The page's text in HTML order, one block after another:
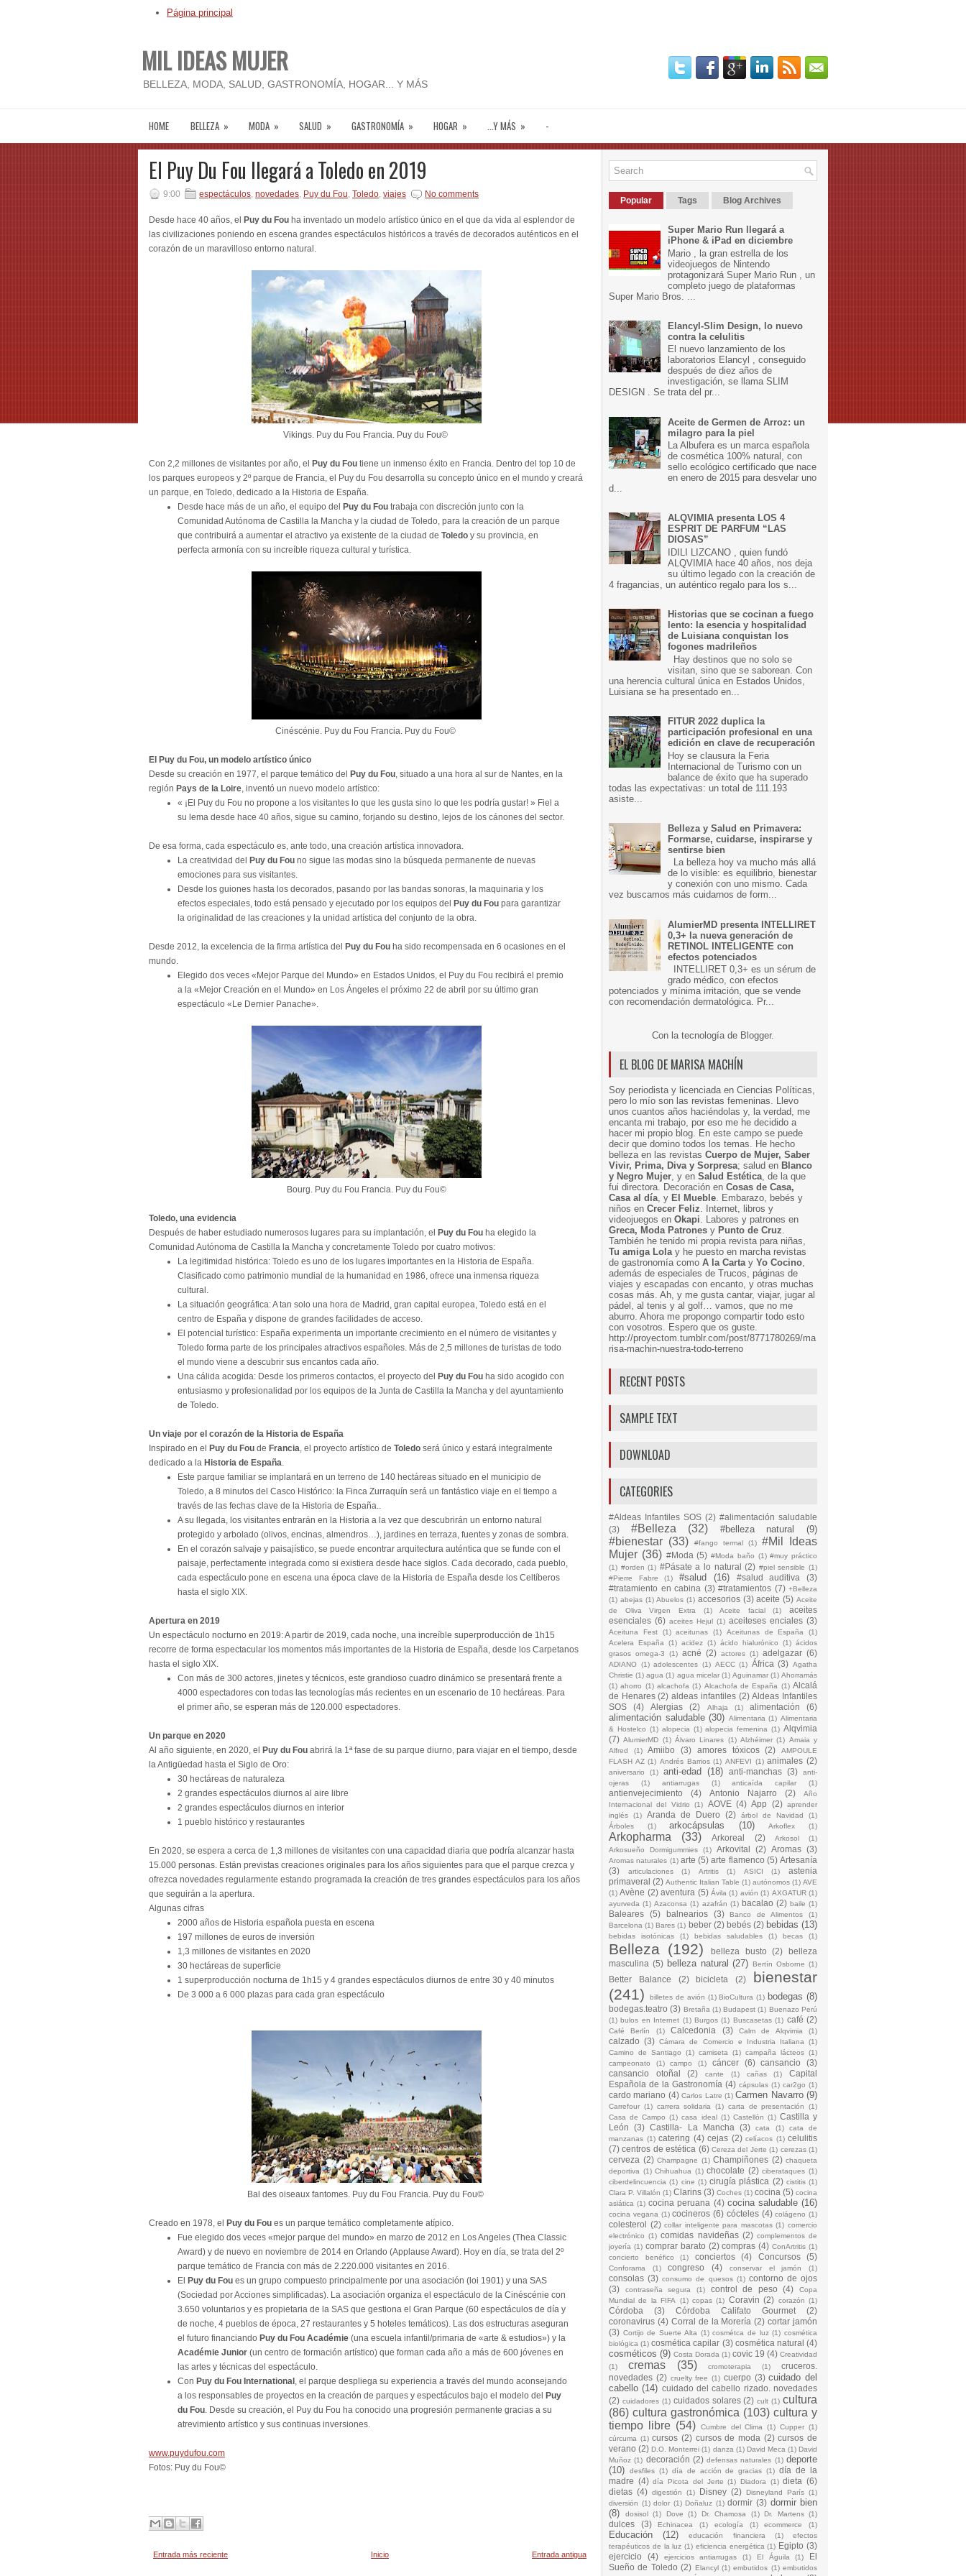
Página principal
MIL IDEAS MUJER
BELLEZA, MODA, SALUD, GASTRONOMÍA, HOGAR... Y MÁS
HOME BELLEZA » MODA » SALUD » GASTRONOMÍA » HOGAR » ...Y MÁS » -
El Puy Du Fou llegará a Toledo en 2019
9:00 espectáculos, novedades, Puy du Fou, Toledo, viajes No comments
Desde hace 40 años, el Puy du Fou ha inventado un modelo artístico único en el que da vida al esplendor de
las civilizaciones poniendo en escena grandes espectáculos históricos a través de decorados auténticos en el
corazón de un maravilloso entorno natural.
Vikings. Puy du Fou Francia. Puy du Fou©
Con 2,2 millones de visitantes por año, el Puy du Fou tiene un inmenso éxito en Francia. Dentro del top 10 de
los parques europeos y 2º parque de Francia, el Puy du Fou desarrolla su concepto único en el mundo y creará
un parque, en Toledo, dedicado a la Historia de España.
Desde hace más de un año, el equipo del
Puy du Fou trabaja con discreción junto con la
Comunidad Autónoma de Castilla la Mancha y la ciudad de Toledo, para la creación de un parque
que contribuirá a aumentar el atractivo ya existente de la ciudad de Toledo y su provincia, en
perfecta armonía con su increíble riqueza cultural y turística.
Cinéscénie. Puy du Fou Francia. Puy du Fou©
El Puy du Fou, un modelo artístico único
Desde su creación en 1977, el parque temático del
Puy du Fou, situado a una hora al sur de Nantes, en la
región Pays de la Loire, inventó un nuevo modelo artístico:
« ¡El Puy du Fou no propone a los visitantes lo que les gusta sino lo que les podría gustar! » Fiel a
su lema desde hace 40 años, sigue su camino, forjando su destino, lejos de los cánones del sector.
De esa forma, cada espectáculo es, ante todo, una creación artística innovadora.
La creatividad del
Puy du Fou no sigue las modas sino la búsqueda permanente de nuevas
emociones para sus visitantes.
Desde los guiones hasta los decorados, pasando por las bandas sonoras, la maquinaria y los
efectos especiales, todo está pensado y ejecutado por los equipos del
Puy du Fou para garantizar
la originalidad de las creaciones y la unidad artística del conjunto de la obra.
Desde 2012, la excelencia de la firma artística del Puy du Fou ha sido recompensada en 6 ocasiones en el
mundo.
Elegido dos veces «Mejor Parque del Mundo» en Estados Unidos, el Puy du Fou recibirá el premio
a la «Mejor Creación en el Mundo» en Los Ángeles el próximo 22 de abril por su último gran
espectáculo «Le Dernier Panache».
Bourg. Puy du Fou Francia. Puy du Fou©
Toledo, una evidencia
Después de haber estudiado numerosos lugares para su implantación, el
Puy du Fou ha elegido la
Comunidad Autónoma de Castilla la Mancha y concretamente Toledo por cuatro motivos:
La legitimidad histórica: Toledo es uno de los lugares importantes en la Historia de España.
Clasificado como patrimonio mundial de la humanidad en 1986, ofrece una inmensa riqueza
cultural.
La situación geográfica: A tan solo una hora de Madrid, gran capital europea, Toledo está en el
centro de España y dispone de grandes facilidades de acceso.
El potencial turístico: España experimenta un importante crecimiento en el número de visitantes y
Toledo forma parte de los principales atractivos españoles. Más de 2,5 millones de turistas de todo
el mundo viene a descubrir sus encantos cada año.
Una cálida acogida: Desde los primeros contactos, el proyecto del
Puy du Fou ha sido acogido con
entusiasmo y profesionalidad por los equipos de la Junta de Castilla la Mancha y del ayuntamiento
de Toledo.
Un viaje por el corazón de la Historia de España
Inspirado en el
Puy du Fou de Francia, el proyecto artístico de Toledo será único y estará integralmente
dedicado a la Historia de España.
Este parque familiar se implantará en un terreno de 140 hectáreas situado en el municipio de
Toledo, a 8 minutos del Casco Histórico: la Finca Zurraquín será un fantástico viaje en el tiempo a
través de las fechas clave de la Historia de España..
A su llegada, los visitantes entrarán en la Historia a la vez que descubrirán un entorno natural
protegido y arbolado (olivos, encinas, almendros…), jardines en terraza, fuentes y zonas de sombra.
En el corazón salvaje y paisajístico, se puede encontrar arquitectura auténtica que se funde con el
paisaje, perfectamente integrada como si existiera desde hace siglos. Cada decorado, cada pueblo,
cada espectáculo pone en escena una época clave de la Historia de España desde los Celtíberos
hasta el siglo XIX.
Apertura en 2019
Un espectáculo nocturno en 2019: A partir de 2019, cada noche, una increíble superproducción de 1h15
recorre de forma espectacular los momentos más importantes de la Historia de España, desde los Carpetanos
hasta el siglo XIX.
Con más de 300 actores, jinetes y técnicos, este grandioso cuadro dinámico se presentará frente a
4000 espectadores con todas las tecnologías más recientes en un escenario de 10 hectáreas. Para
el primer año, se esperan más de 120.000 espectadores.
Un parque en 2020
Al año siguiente, en 2020, el
Puy du Fou abrirá la 1ª fase de su parque diurno, para viajar en el tiempo, desde
la Antigüedad hasta el Siglo de Oro:
30 hectáreas de naturaleza
2 grandes espectáculos diurnos al aire libre
2 grandes espectáculos diurnos en interior
1 pueblo histórico y restaurantes
En 2020, se espera a cerca de 1,3 millones de visitantes con una capacidad diaria que podría alcanzar hasta
15.000 personas. Están previstas creaciones originales para los años siguientes para que el parque crezca y
ofrezca novedades regularmente estando programada la creación de tres grandes espectáculos para los años
que seguirán a la apertura.
Algunas cifras
2000 años de Historia española puesta en escena
197 millones de euros de inversión
1,3 millones de visitantes en 2020
30 hectáreas de superficie
1 superproducción nocturna de 1h15 y 4 grandes espectáculos diurnos de entre 30 y 40 minutos
De 3 000 a 6 000 plazas para cada gran espectáculo
Bal des oiseaux fantomes. Puy du Fou Francia. Puy du Fou©
Creado en 1978, el Puy du Fou es un parque temático completamente atípico.
Fue elegido dos veces «mejor parque del mundo» en marzo de 2012 en Los Angeles (Thea Classic
Award) y de nuevo en noviembre de 2014 en Orlando (Applause Award). Hoy en día, se trata del 2º
parque temático de Francia con más de 2.220.000 visitantes en 2016.
El Puy du Fou es un grupo compuesto principalmente por una asociación (loi 1901) y una SAS
(Sociedad por Acciones simplificadas). La asociación organiza el espectáculo de la Cinéscénie con
3.650 voluntarios y es propietaria de la SAS que gestiona el Gran Parque (60 espectáculos de día y
de noche, 4 pueblos de época, 27 restaurantes y 5 hoteles temáticos). Las dos estructuras aseguran
el futuro financiando Puy du Fou Académie (una escuela infantil/primaria de «arte & estudios») y la
Académie Junior (un centro de formación artístico) que forman cada año a más de 600 jóvenes en
las artes y técnicas del espectáculo.
Con Puy du Fou International , el parque despliega su experiencia a través del mundo aconsejando
a los responsables de proyectos en la creación de parques y espectáculos bajo el modelo del
Puy
du Fou. Desde su creación, el Puy du Fou ha conocido una progresión permanente gracias a su
atrevimiento artístico y sus continuas inversiones.
www.puydufou.com
Fotos: Puy du Fou©
Entrada más reciente Entrada antigua
Inicio
Popular Tags Blog Archives
Super Mario Run llegará a
iPhone & iPad en diciembre
Mario , la gran estrella de los
videojuegos de Nintendo
protagonizará Super Mario Run , un
completo juego de plataformas
Super Mario Bros. ...
Elancyl-Slim Design, lo nuevo
contra la celulitis
El nuevo lanzamiento de los
laboratorios Elancyl , conseguido
después de diez años de
investigación, se llama SLIM
DESIGN . Se trata del pr...
Aceite de Germen de Arroz: un
milagro para la piel
La Albufera es un marca española
de cosmética 100% natural, con
sello ecológico certificado que nace
en enero de 2015 para desvelar uno
d...
ALQVIMIA presenta LOS 4
ESPRIT DE PARFUM “LAS
DIOSAS”
IDILI LIZCANO , quien fundó
ALQVIMIA hace 40 años, nos deja
su último legado con la creación de
4 fragancias, un auténtico regalo para los s...
Historias que se cocinan a fuego
lento: la esencia y hospitalidad
de Luisiana conquistan los
fogones madrileños
Hay destinos que no solo se
visitan, sino que se saborean. Con
una herencia cultural única en Estados Unidos,
Luisiana se ha presentado en...
FITUR 2022 duplica la
participación profesional en una
edición en clave de recuperación
Hoy se clausura la Feria
Internacional de Turismo con un
balance de éxito que ha superado
todas las expectativas: un total de 111.193
asiste...
Belleza y Salud en Primavera:
Formarse, cuidarse, inspirarse y
sentirse bien
La belleza hoy va mucho más allá
de lo visible: es equilibrio, bienestar
y conexión con uno mismo. Cada
vez buscamos más cuidarnos de form...
AlumierMD presenta INTELLIRET
0,3+ la nueva generación de
RETINOL INTELIGENTE con
efectos potenciados
INTELLIRET 0,3+ es un sérum de
grado médico, con efectos
potenciados y mínima irritación, que se vende
con recomendación dermatológica. Pr...
Con la tecnología de Blogger.
EL BLOG DE MARISA MACHÍN
Soy periodista y licenciada en Ciencias Políticas,
pero lo mío son las revistas femeninas. Llevo
unos cuantos años haciéndolas y, la verdad, me
encanta mi trabajo, por eso me he decidido a
hacer mi propio blog. En este campo se puede
decir que domino todos los temas. He hecho
belleza en las revistas Cuerpo de Mujer, Saber
Vivir, Prima, Diva y Sorpresa; salud en Blanco
y Negro Mujer, y en Salud Estética, de la que
fui directora. Decoración en Cosas de Casa,
Casa al día, y El Mueble. Embarazo, bebés y
niños en Crecer Feliz. Internet, libros y
videojuegos en Okapi. Labores y patrones en
Greca, Moda Patrones y Punto de Cruz.
También he tenido mi propia revista para niñas,
Tu amiga Lolay he puesto en marcha revistas
de gastronomía como A la Cartay Yo Cocino,
además de especiales de Trucos, páginas de
viajes y escapadas con encanto, y otras muchas
cosas más. Ah, y me gusta cantar, viajar, jugar al
pádel, al tenis y al golf… vamos, que no me
aburro. Ahora me propongo compartir todo esto
con vosotros. Espero que os guste.
http://proyectom.tumblr.com/post/8771780269/ma
risa-machin-nuestra-todo-terreno
RECENT POSTS
SAMPLE TEXT
DOWNLOAD
CATEGORIES
#Aldeas Infantiles SOS (2) #alimentación saludable
(3)
#Belleza (32) #belleza natural (9)
#bienestar (33) #fango termal (1)
#Mil Ideas
Mujer (36) #Moda (5) #Moda baño (1) #muy práctico
(1) #orden (1) #Pásate a lo natural (2) #piel sensible (1)
#Pierre Fabre
(1) #salud (16) #salud auditiva
(3)
#tratamiento en cabina (3) #tratamientos (7) +Belleza
(1) abejas (1) Abuelos (1) accesorios (3) aceite (5) Aceite
de Oliva Virgen Extra
(1) Aceite facial (1)
aceites
esenciales (6) aceites Hejul (1) aceiteses enciales (3)
Aceituna Fest (1) aceitunas (1) Aceitunas de España
(1)
Acelera España (1) acidez (1) ácido hialurónico (1) ácidos
grasos omega-3
(1) acné (2) actores (1) adelgazar (6)
ADIANO (1) adolescentes (1) AECC (1) África (3) Agatha
Christie (1) agua (1) agua micelar (1) Aguinamar (1) Ahorramás
(1) ahorro (1) alcachofa (1) Alcachofa de España (1) Alcalá
de Henares (2) aldeas infantiles (2) Aldeas Infantiles
SOS
(4) Alergias (2) Alhaja (1) alimentación (6)
alimentación saludable (30) Alimentaria (1) Alimentaria
& Hostelco (1) alopecia (1) alopecia femenina (1) Alqvimia
(7) AlumierMD (1) Álvaro Linares (1) Alzhéimer (1) Amaia y
Alfred
(1) Amiibo (3) amores tóxicos (2)
AMPOULE
FLASH AZ (1) Andrés Barrios (1) ANFEVI (1) animales (2)
aniversario (1) anti-edad (18) anti-manchas (3)
anti-
ojeras
(1) antiarrugas (1) anticaída capilar (1)
antienvejecimiento (4) Antonio Najarro (2)
Año
Internacional del Vidrio
(1) AOVE (4) App (2) aprender
inglés
(1) Aranda de Duero (2) árbol de Navidad
(1)
Árboles
(1) arkocápsulas (10) Arkoflex (1)
Arkopharma (33) Arkoreal (2) Arkosol
(1)
Arkosueño Dormigummies
(1) Arkovital (2) Aromas (3)
Aromas naturales (1) arte (5) arte flamenco (5) Artesanía
(3)
articulaciones (1) Artritis (1) ASICI (1)
astenia
primaveral (2) Authentic Italian Table (1) autónomos (1) AVE
(1) Avène (2) aventura (5) Ávila (1) avión (1) AXGATUR (1)
ayurveda (1) Azaconsa (1) azafrán (1) bacalao (2) baile (1)
Baleares (5) balnearios (3) Banco de Alimentos
(1)
Barcelona (1) Bares (1) beber (2) bebés (2) bebidas (13)
bebidas isotónicas (1) bebidas saludables (1) becas (1)
Belleza (192) belleza busto (2)
belleza
masculina (5) belleza natural (27) Bertín Osborne (1)
Better Balance (2) bicicleta (2)
bienestar
(241)
billetes de avión (1) BioCultura (1) bodegas (8)
bodegas.teatro (3) Bretaña (1) Budapest (1) Buenazo Perú
(1) bulos en Internet (1) Burgos (1) Buscasetas (1) café (2)
Café Berlín (1) Calcedonia (3) Calm de Alqvimia (1)
calzado (3) Cámara de Comercio e Industria Italiana (1)
Camino de Santiago
(1) camiseta (1) campaña lácteos (1)
campeonato
(1) campo (1) cáncer (6) cansancio
(3)
cansancio otoñal
(2) cante (1) cañas (1)
Capital
Española de la Gastronomía (4) cápsulas (1) car2go (1)
cardo mariano (4) Carlos Latre (1) Carmen Navarro (9)
Carrefour (1) carrera solidaria (1) carta de presentación
(1)
Casa de Campo (1) casa ideal (1) Castellón (1) Castilla y
León
(3) Castilla- La Mancha (3) cata (1)
cata de
manzanas (1) catering (4) cejas (2) celíacos (1) celulitis
(7) centros de estética (6) Cereza del Jerte (1) cerezas (1)
cerveza (2) Champagne (1) Champiñones (2) chaqueta
deportiva (1) Chihuahua (1) chocolate (2) ciberataques (1)
ciberdelincuencia (1) cine (1) cirugía plástica (2) cistitis (1)
Clara P. Villalón (1) Clarins (3) Coches (1) cocina (5) cocina
asiática (1) cocina peruana (4) cocina saludable (16)
cocina vegana (1) cocineros (6) cócteles (4) colágeno (1)
colesterol (2) collar inteligente para mascotas (1) comercio
electrónico (1) comidas navideñas (2) complementos de
joyería (1) comprar barato (2) compras (4) ConArtritis (1)
concierto benéfico
(1) conciertos (4) Concursos (5)
Conforama (1) congreso (4) conservar el jamón (1)
consolas (3) consumo de quesos (1) contorno de ojos
(3)
contraseña segura (1) control de peso (4)
Copa
Mundial de la FIFA (1) copas (1) Coravin (2) corazón (1)
Córdoba (3) Córdoba Califato Gourmet
(2)
coronavirus (4) Corral de la Morería (2) cortar jamón
(3) Cortijo de Suerte Alta (1) cosmétca de luz (1) cosmética
biológica (1) cosmética capilar (3) cosmética natural (4)
cosméticos (9) Costa Dorada (1) covic 19 (4) Creatividad
(1)
cremas (35) cromoterapia (1)
cruceros.
novedades (2) cruelty free (1) cuerpo (3) cuidado del
cabello (14) cuidado del cabello rizado. novedades
(2) cuidadores (1) cuidados solares (2) cult (1) cultura
(86) cultura gastronómica (103) cultura y
tiempo libre (54) Cumbre del Clima (1) Cupper (1)
cúrcuma (1) cursos (2) cursos de moda (2) cursos de
verano (2) D.O. Monterrei (1) danza (1) David Meca (1) David
Muñoz (1) decoración (2) defensas naturales (1) deporte
(10)
desfiles (1) día de acción de gracias (1) día de la
madre (4) día Picota del Jerte (1) Diadora (1) dieta (6)
dietas (4) digestión (1) Disney (2) Disneyland París (1)
diversión (1) dolor (1) Doñaluz (1) dormir (3) dormir bien
(8)
dosisol (1) Dove (1) Dr. Chamosa (1) Dr. Martens (1)
dulces (3) Echinacea (1) ecología (1) ecommerce (1)
Educación (12) educación financiera (1)
efectos
terapéuticos de la luz (1) eficiencia energética (1) Egipto (3)
ejercicio
(4) ejercicios antiarrugas (1) El Águila (1)
El
Sueño de Toledo (2) Elancyl (1) embutidos (1) embutidos